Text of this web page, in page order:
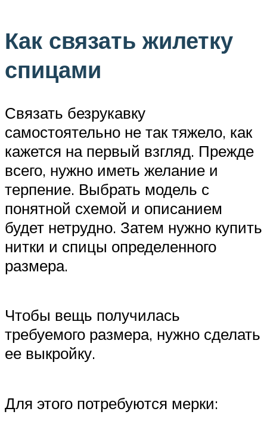
Как связать жилетку
спицами
Связать безрукавку
самостоятельно не так тяжело, как
кажется на первый взгляд. Прежде
всего, нужно иметь желание и
терпение. Выбрать модель с
понятной схемой и описанием
будет нетрудно. Затем нужно купить
нитки и спицы определенного
размера.
Чтобы вещь получилась
требуемого размера, нужно сделать
ее выкройку.
Для этого потребуются мерки: